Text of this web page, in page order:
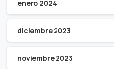
enero 2024
diciembre 2023
noviembre 2023